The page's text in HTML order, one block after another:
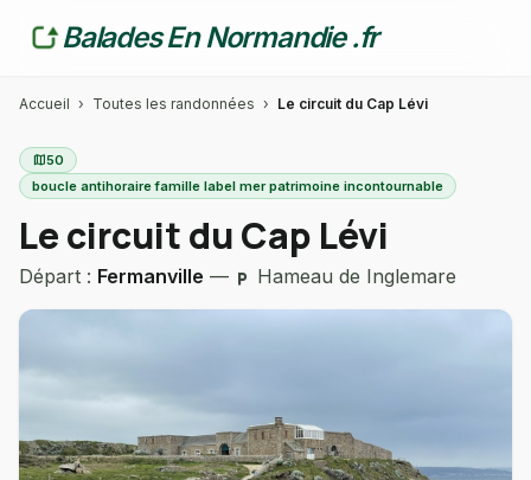
Balades En Normandie .fr
Accueil › Toutes les randonnées › Le circuit du Cap Lévi
map50
boucle antihoraire famille label mer patrimoine incontournable
Le circuit du Cap Lévi
Départ : Fermanville — local_parking Hameau de Inglemare